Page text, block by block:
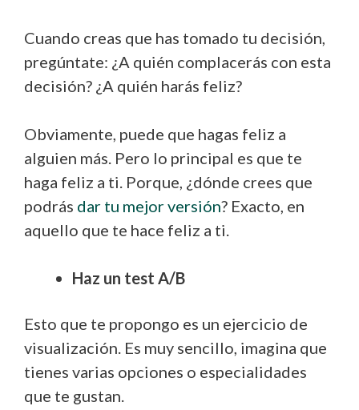
Cuando creas que has tomado tu decisión,
pregúntate: ¿A quién complacerás con esta
decisión? ¿A quién harás feliz?
Obviamente, puede que hagas feliz a
alguien más. Pero lo principal es que te
haga feliz a ti. Porque, ¿dónde crees que
podrás dar tu mejor versión? Exacto, en
aquello que te hace feliz a ti.
Haz un test A/B
Esto que te propongo es un ejercicio de
visualización. Es muy sencillo, imagina que
tienes varias opciones o especialidades
que te gustan.